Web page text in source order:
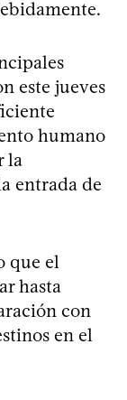
este jueves
humano
la
entrada de
que el
hasta
con
en el